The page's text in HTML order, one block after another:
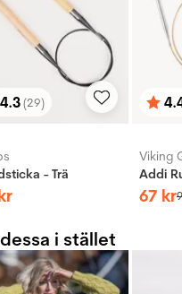
4.3(29)
5 stjärnor
- Trä
utav
Viking
67 kr
i stället